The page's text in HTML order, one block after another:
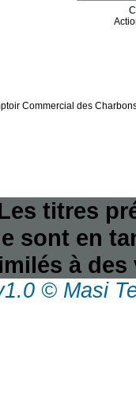
Commercial des
titres
sont en
à
© Masi